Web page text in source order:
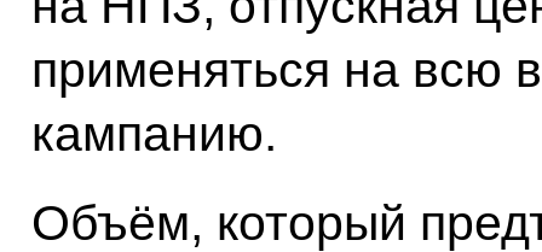
применяться на всю
кампанию.
Объём, который